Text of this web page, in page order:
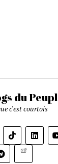
du
c'est courtois